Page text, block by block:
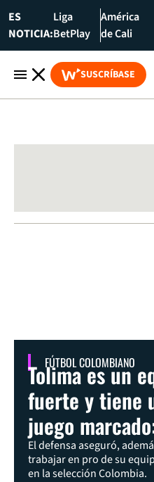
ES
NOTICIA:
Liga
BetPlay
América
de Cali
SUSCRÍBASE
FÚTBOL COLOMBIANO
Tolima es un
fuerte y tiene
juego
El defensa aseguró,
trabajar en pro de su
en la selección Colombia.